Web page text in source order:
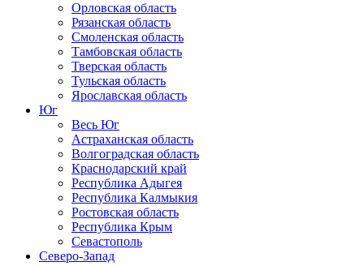
Орловская область
Рязанская область
Смоленская область
Тамбовская область
Тверская область
Тульская область
Ярославская область
Юг
Весь Юг
Астраханская область
Волгоградская область
Краснодарский край
Республика Адыгея
Республика Калмыкия
Ростовская область
Республика Крым
Севастополь
Северо-Запад